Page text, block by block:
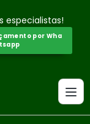
especialistas!
por Wha
tsapp